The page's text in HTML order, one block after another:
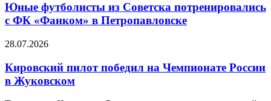
Юные футболисты из Советска потренировались
с ФК «Фанком» в Петропавловске
28.07.2026
Кировский пилот победил на Чемпионате России
в Жуковском